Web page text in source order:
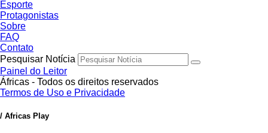
Esporte
Protagonistas
Sobre
FAQ
Contato
Pesquisar Notícia
Painel do Leitor
Áfricas - Todos os direitos reservados
Termos de Uso e Privacidade
/ Africas Play